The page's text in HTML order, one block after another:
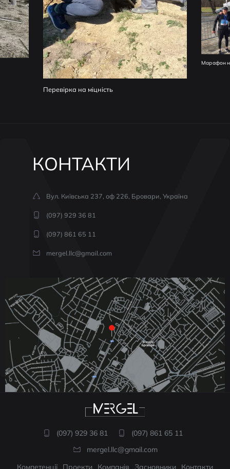
КОНТАКТИ
Вул. Київська 237, оф 226, Бровари, Україна
(097) 929 36 81
(097) 861 65 11
mergel.llc@gmail.com
(097) 929 36 81
(097) 861 65 11
mergel.llc@gmail.com
Компетенції
Проекти Компанія Засновники Контакти